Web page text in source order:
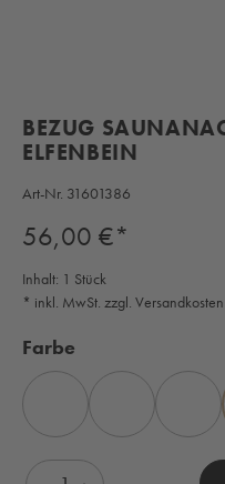
BEZUG
ELFENBEIN
Art-Nr. 31601386
Regulärer Preis:
56,00 €*
Inhalt: 1 Stück
* inkl. MwSt. zzgl. Versandkosten
Farbe
ANTHRAZITBLAU BRAUN
Produkt Anzahl: